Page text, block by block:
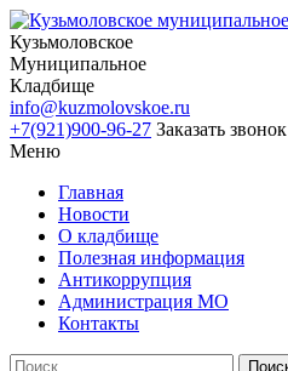
Кузьмоловское
Муниципальное
Кладбище
info@kuzmolovskoe.ru
+7(921)900-96-27 Заказать звонок
Меню
Главная
Новости
О кладбище
Полезная информация
Антикоррупция
Администрация МО
Контакты